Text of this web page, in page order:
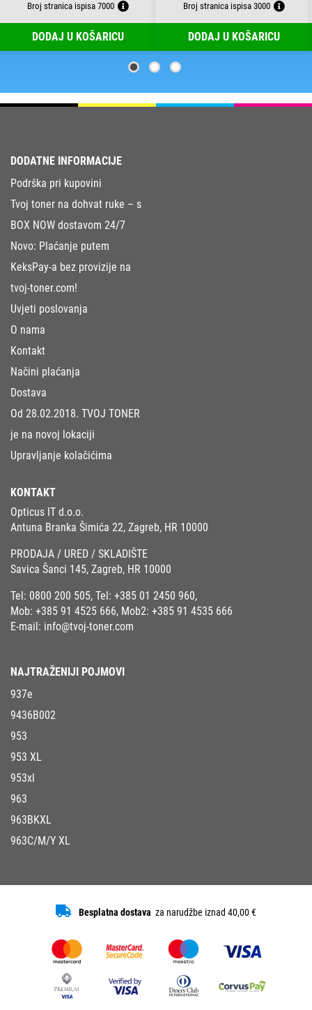
Broj stranica ispisa 7000
DODAJ U KOŠARICU
Broj stranica ispisa 3000
DODAJ U KOŠARICU
DODATNE INFORMACIJE
Podrška pri kupovini
Tvoj toner na dohvat ruke – s
BOX NOW dostavom 24/7
Novo: Plaćanje putem
KeksPay-a bez provizije na
tvoj-toner.com!
Uvjeti poslovanja
O nama
Kontakt
Načini plaćanja
Dostava
Od 28.02.2018. TVOJ TONER
je na novoj lokaciji
Upravljanje kolačićima
KONTAKT
Opticus IT d.o.o.
Antuna Branka Šimića 22, Zagreb, HR 10000
PRODAJA / URED / SKLADIŠTE
Savica Šanci 145, Zagreb, HR 10000
Tel: 0800 200 505, Tel: +385 01 2450 960,
Mob: +385 91 4525 666, Mob2: +385 91 4535 666
E-mail: info@tvoj-toner.com
NAJTRAŽENIJI POJMOVI
937e
9436B002
953
953 XL
953xl
963
963BKXL
963C/M/Y XL
Besplatna dostava za narudžbe iznad 40,00 €